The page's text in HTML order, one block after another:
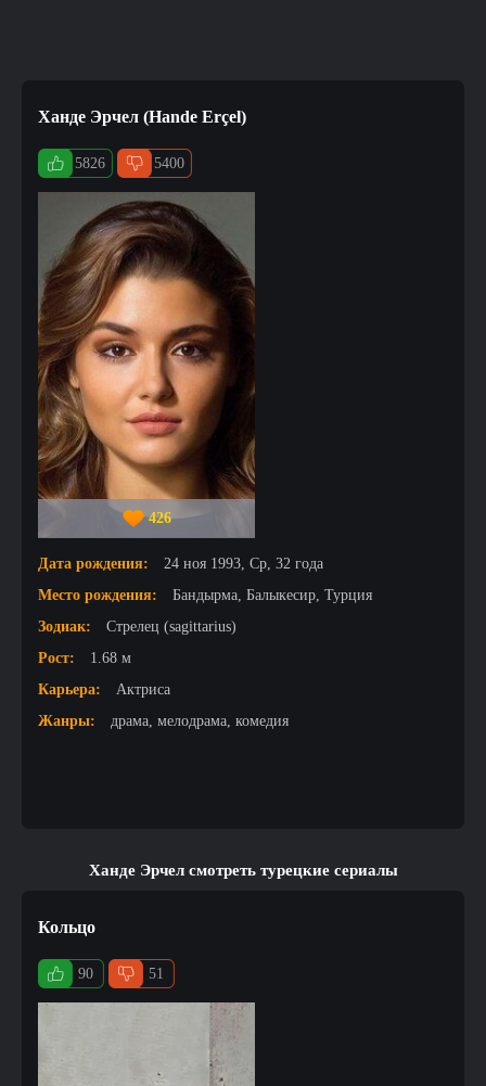
Ханде Эрчел (Hande Erçel)
5826 5400
426
Дата рождения:
24 ноя 1993, Ср, 32 года
Место рождения:
Бандырма, Балыкесир, Турция
Зодиак:
Стрелец (sagittarius)
Рост:
1.68 м
Карьера:
Актриса
Жанры:
драма, мелодрама, комедия
Ханде Эрчел смотреть турецкие сериалы
Кольцо
90 51